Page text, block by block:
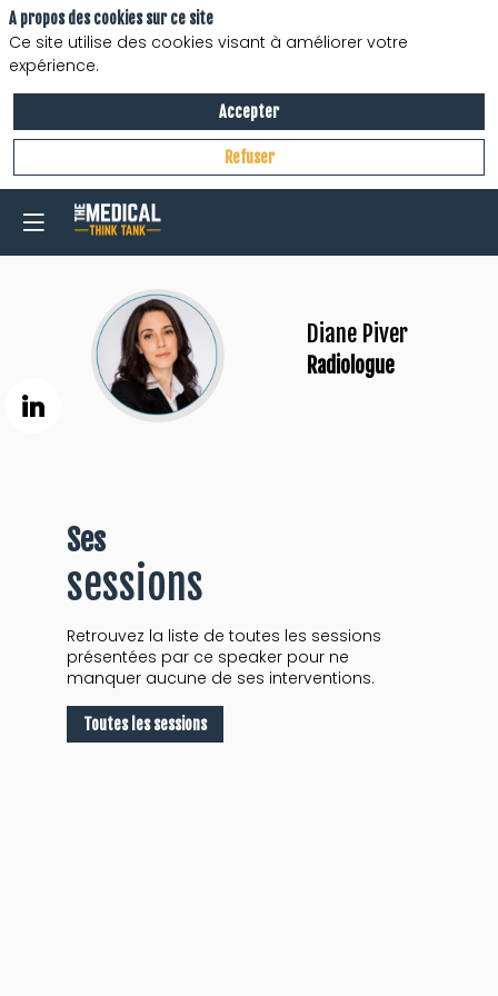
DP Diane Piver
Radiologue
Ses
sessions
Retrouvez la liste de toutes les sessions
présentées par ce speaker pour ne
manquer aucune de ses interventions.
Toutes les sessions
A propos des cookies sur ce site
Ce site utilise des cookies visant à améliorer votre
expérience.
Accepter
Refuser